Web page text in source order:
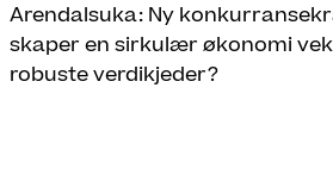
Arendalsuka: Ny
skaper en sirkulær økonomi
robuste verdikjeder?